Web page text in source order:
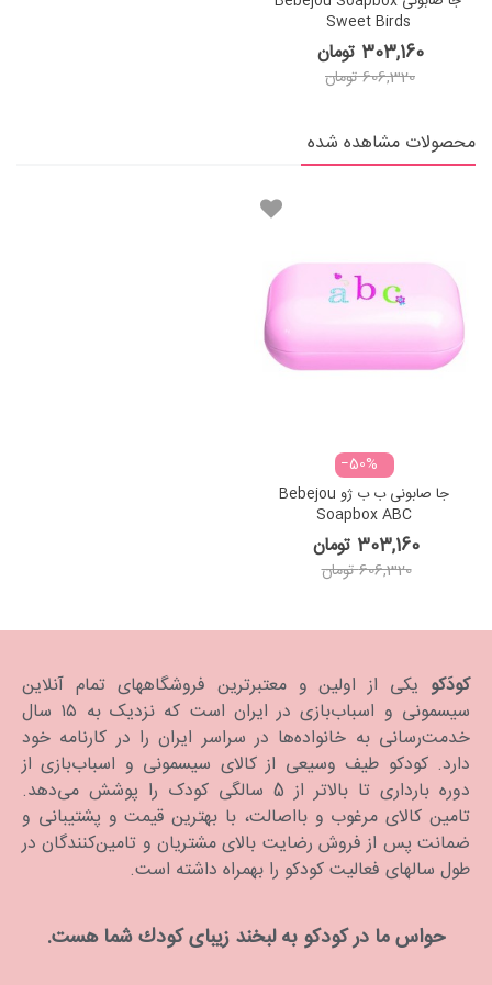
Sweet Birds
303,160 تومان
606,320 تومان
محصولات مشاهده شده
‎−50%
جا صابونی ب ب ژو Bebejou
Soapbox ABC
303,160 تومان
606,320 تومان
کودَکو یکی از اولین و معتبرترین فروشگاههای تمام آنلاین
سیسمونی و اسباب‌بازی در ایران است که نزدیک به ۱۵ سال
خدمت‌رسانی به خانواده‌ها در سراسر ایران را در کارنامه خود
دارد. كودكو طیف وسیعی از کالای سیسمونی و اسباب‌بازی از
دوره بارداری تا بالاتر از 5 سالگی کودک را پوشش می‌دهد.
تامین کالای مرغوب و بااصالت، با بهترین قیمت و پشتیبانی و
ضمانت پس از فروش رضایت بالای مشتریان و تامین‌کنندگان در
طول سالهای فعالیت کودکو را بهمراه داشته است.
حواس ما در كودكو به لبخند زیبای كودك شما هست.